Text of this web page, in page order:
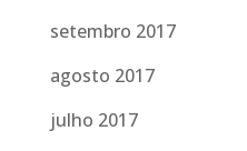
setembro 2017
agosto 2017
julho 2017